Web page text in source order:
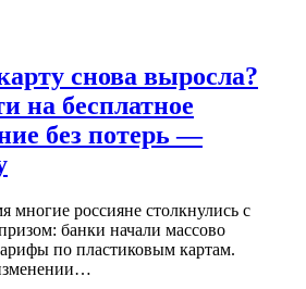
снова выросла?
на бесплатное
без потерь —
многие россияне столкнулись с
банки начали массово
по пластиковым картам.